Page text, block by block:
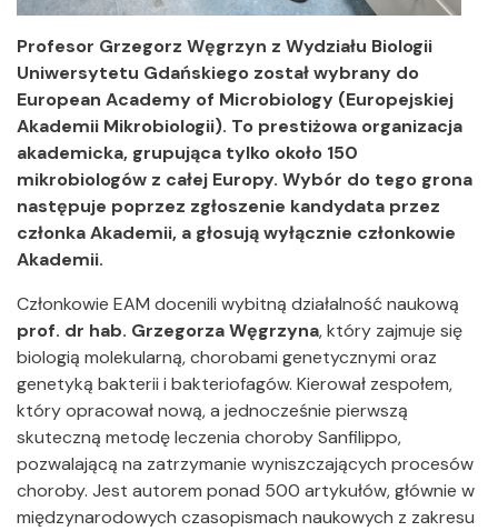
Profesor Grzegorz Węgrzyn z Wydziału Biologii
Uniwersytetu Gdańskiego został wybrany do
European Academy of Microbiology (Europejskiej
Akademii Mikrobiologii). To prestiżowa organizacja
akademicka, grupująca tylko około 150
mikrobiologów z całej Europy. Wybór do tego grona
następuje poprzez zgłoszenie kandydata przez
członka Akademii, a głosują wyłącznie członkowie
Akademii.
Członkowie EAM docenili wybitną działalność naukową
prof. dr hab. Grzegorza Węgrzyna, który zajmuje się
biologią molekularną, chorobami genetycznymi oraz
genetyką bakterii i bakteriofagów. Kierował zespołem,
który opracował nową, a jednocześnie pierwszą
skuteczną metodę leczenia choroby Sanfilippo,
pozwalającą na zatrzymanie wyniszczających procesów
choroby. Jest autorem ponad 500 artykułów, głównie w
międzynarodowych czasopismach naukowych z zakresu